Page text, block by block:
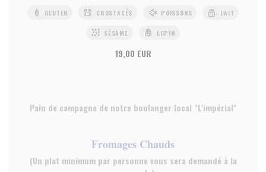
GLUTEN CRUSTACÉS POISSONS LAIT
SÉSAME LUPIN
19,00 EUR
Pain de campagne de notre boulanger local "L'impérial"
Fromages Chauds
(Un plat minimum par personne vous sera demandé à la